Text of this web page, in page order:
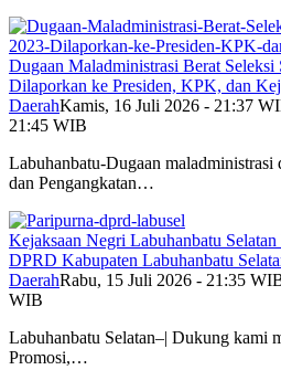
Dugaan Maladministrasi Berat Seleksi
Dilaporkan ke Presiden, KPK, dan
DaerahKamis, 16 Juli 2026 - 21:37
21:45 WIB
Labuhanbatu-Dugaan maladministrasi
dan Pengangkatan…
Kejaksaan Negri Labuhanbatu
DPRD Kabupaten Labuhanbatu
DaerahRabu, 15 Juli 2026 - 21:35
WIB
Labuhanbatu Selatan–| Dukung kami
Promosi,…